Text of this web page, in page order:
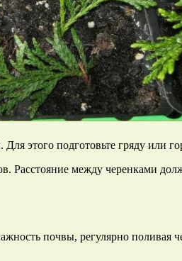
этого подготовьте гряду или
Расстояние между черенками
почвы, регулярно поливая